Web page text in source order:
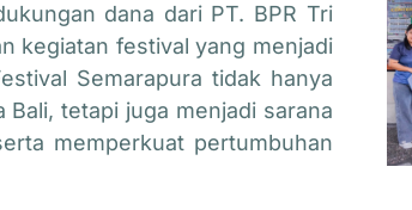
dana dari PT. BPR Tri
kegiatan festival yang menjadi
Semarapura tidak hanya
tetapi juga menjadi sarana
memperkuat pertumbuhan